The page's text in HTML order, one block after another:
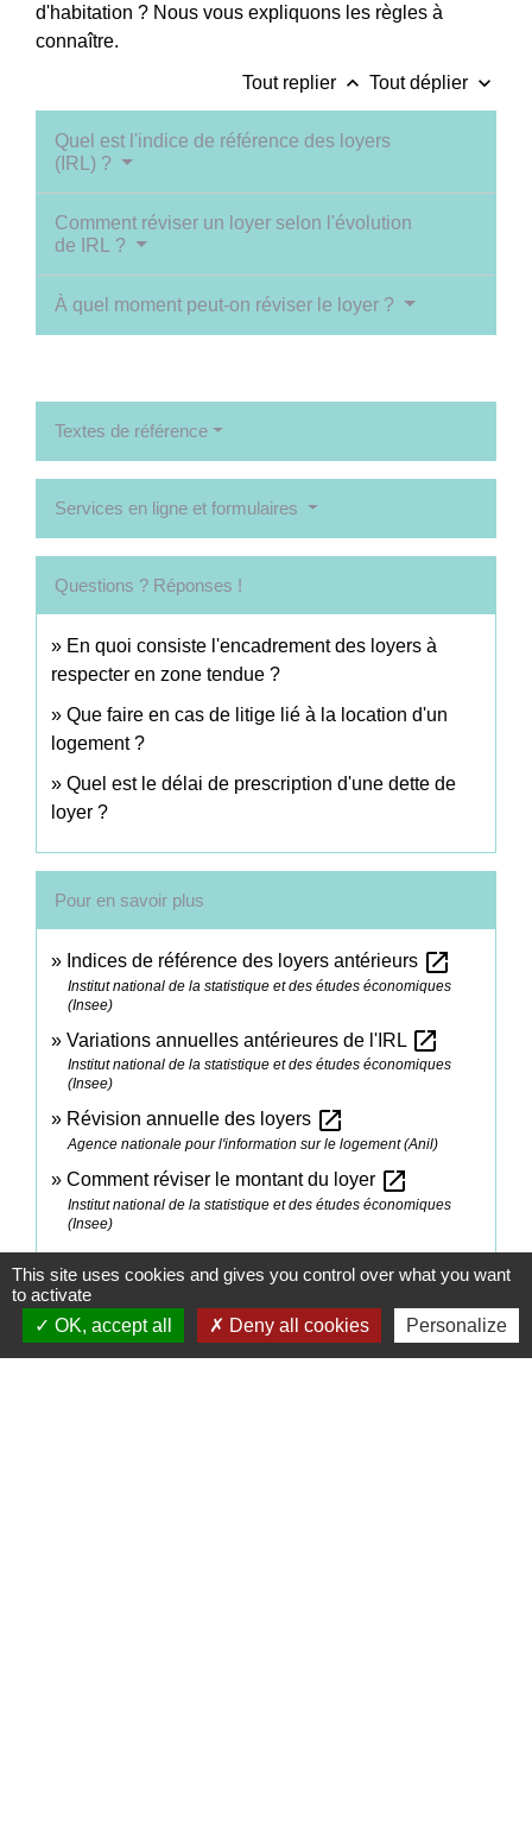
d'habitation ? Nous vous expliquons les règles à
connaître.
Tout replier keyboard_arrow_up Tout déplier keyboard_arrow_down
Quel est l'indice de référence des loyers
(IRL) ?
Comment réviser un loyer selon l'évolution
de IRL ?
À quel moment peut-on réviser le loyer ?
Textes de référence
Services en ligne et formulaires
Questions ? Réponses !
En quoi consiste l'encadrement des loyers à
respecter en zone tendue ?
Que faire en cas de litige lié à la location d'un
logement ?
Quel est le délai de prescription d'une dette de
loyer ?
Pour en savoir plus
Indices de référence des loyers antérieurs open_in_new
Institut national de la statistique et des études économiques
(Insee)
Variations annuelles antérieures de l'IRL open_in_new
Institut national de la statistique et des études économiques
(Insee)
Révision annuelle des loyers open_in_new
Agence nationale pour l'information sur le logement (Anil)
Comment réviser le montant du loyer open_in_new
Institut national de la statistique et des études économiques
(Insee)
Signaler une erreur sur cette page
This site uses cookies and gives you control over what you want
to activate
OK, accept all
Deny all cookies Personalize